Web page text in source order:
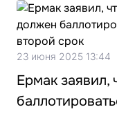
23 июня 2025 13:44
Ермак заявил,